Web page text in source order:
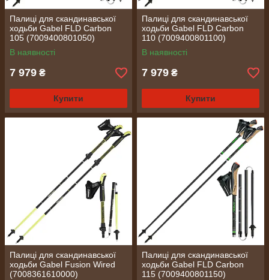
Палиці для скандинавської
ходьби Gabel FLD Carbon
105 (7009400801050)
В наявності
7 979 ₴
Купити
Палиці для скандинавської
ходьби Gabel FLD Carbon
110 (7009400801100)
В наявності
7 979 ₴
Купити
Палиці для скандинавської
ходьби Gabel Fusion Wired
(7008361610000)
Палиці для скандинавської
ходьби Gabel FLD Carbon
115 (7009400801150)